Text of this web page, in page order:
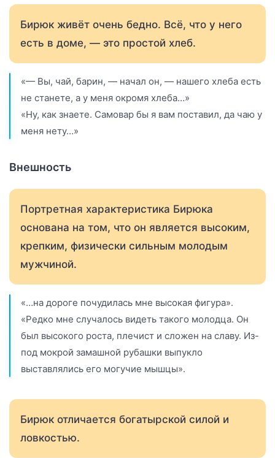
Бирюк живёт очень бедно. Всё, что у него
есть в доме, — это простой хлеб.
«— Вы, чай, барин, — начал он, — нашего хлеба есть
не станете, а у меня окромя хлеба…»
«Ну, как знаете. Самовар бы я вам поставил, да чаю у
меня нету…»
Внешность
Портретная характеристика Бирюка
основана на том, что он является высоким,
крепким, физически сильным молодым
мужчиной.
«…на дороге почудилась мне высокая фигура».
«Редко мне случалось видеть такого молодца. Он
был высокого роста, плечист и сложен на славу. Из-
под мокрой замашной рубашки выпукло
выставлялись его могучие мышцы».
Бирюк отличается богатырской силой и
ловкостью.